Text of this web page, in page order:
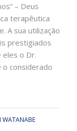
– Deus
terapêutica
A sua utilização
prestigiados
o Dr.
o considerado
WATANABE